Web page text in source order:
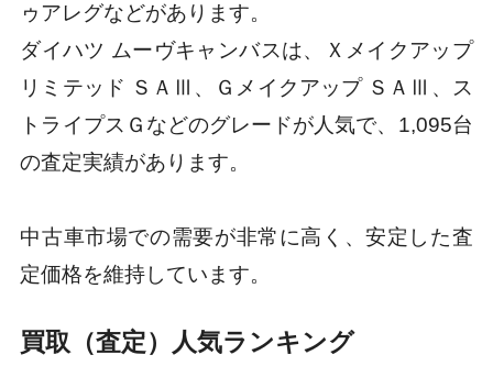
ゥアレグなどがあります。
ダイハツ ムーヴキャンバスは、Ｘメイクアップ
リミテッド ＳＡⅢ、Ｇメイクアップ ＳＡⅢ、ス
トライプスＧなどのグレードが人気で、1,095台
の査定実績があります。
中古車市場での需要が非常に高く、安定した査
定価格を維持しています。
買取（査定）人気ランキング